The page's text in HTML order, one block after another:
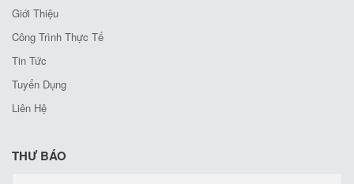
Giới Thiệu
Công Trình Thực Tế
Tin Tức
Tuyển Dụng
Liên Hệ
THƯ BÁO